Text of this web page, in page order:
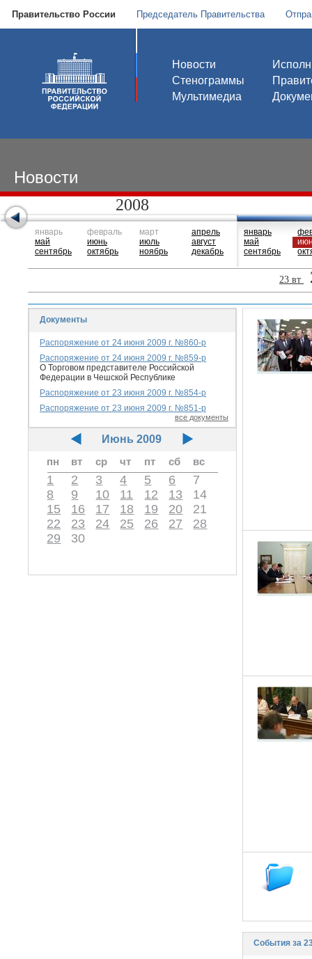
Правительство России Председатель Правительства
Новости
Стенограммы
Мультимедиа
Новости
2008
январь
май
сентябрь
февраль
июнь
октябрь
март
июль
ноябрь
апрель
август
декабрь
январь
май
сентябрь
23 вт
Документы
Распоряжение от 24 июня 2009 г. №860-р
Распоряжение от 24 июня 2009 г. №859-р
О Торговом представителе Российской
Федерации в Чешской Республике
Распоряжение от 23 июня 2009 г. №854-р
Распоряжение от 23 июня 2009 г. №851-р
все документы
Июнь 2009
пн
вт ср чт пт сб вс
1 2 3 4 5 6
7
8
9 10 11 12 13
14
15
16 17 18 19 20
21
22
23 24 25 26 27
28
29
30
События за